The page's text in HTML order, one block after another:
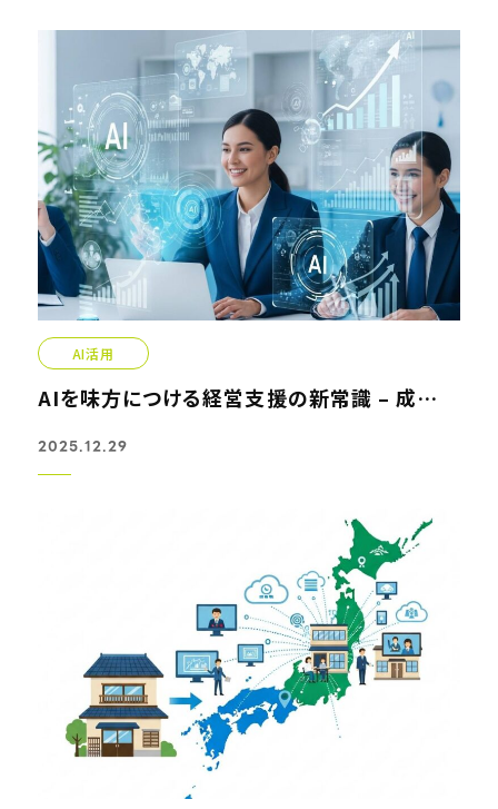
AI活用
AIを味方につける経営支援の新常識 – 成功企業の共通点
2025.12.29